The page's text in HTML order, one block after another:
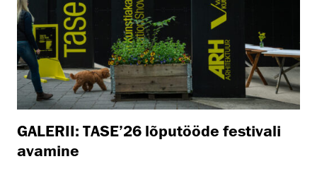
GALERII: TASE’26 lõputööde festivali
avamine